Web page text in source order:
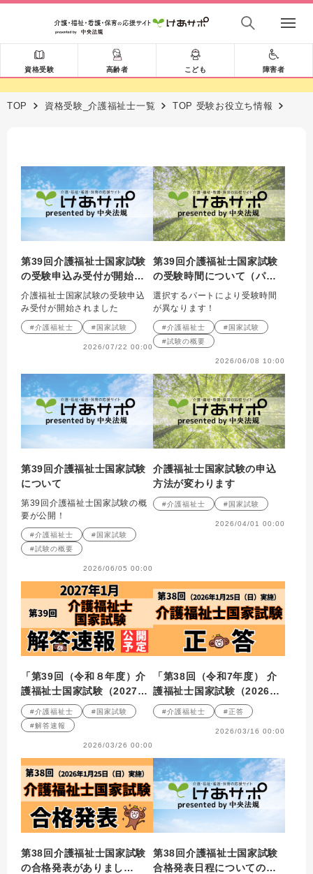
資格受験 高齢者 こども 障害者
TOP 資格受験_介護福祉士一覧 TOP 受験お役立ち情報
第39回介護福祉士国家試験
の受験申込み受付が開始さ
れました
介護福祉士国家試験の受験申込
み受付が開始されました
#介護福祉士 #国家試験
2026/07/22 00:00
第39回介護福祉士国家試験
の受験時間について（パー
ト合格）
選択するパートにより受験時間
が異なります！
#介護福祉士
#国家試験
#試験の概要
2026/06/08 10:00
第39回介護福祉士国家試験
について
第39回介護福祉士国家試験の概
要が公開！
#介護福祉士
#国家試験
#試験の概要
2026/06/05 00:00
介護福祉士国家試験の申込
方法が変わります
#介護福祉士 #国家試験
2026/04/01 00:00
「第39回（令和８年度）介
護福祉士国家試験（2027年
１月）」解答速報のお知ら
せ
#介護福祉士
#国家試験
#解答速報
2026/03/26 00:00
「第38回（令和7年度） 介
護福祉士国家試験（2026年
１月25日）」正答
#介護福祉士 #正答
2026/03/16 00:00
第38回介護福祉士国家試験
の合格発表がありまし
第38回介護福祉士国家試験
合格発表日程についてのお